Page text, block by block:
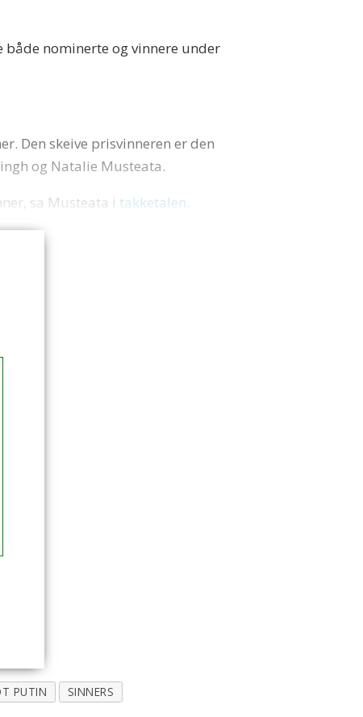
nominerte og vinnere under
Den skeive prisvinneren er den
og Natalie Musteata.
sa Musteata i takketalen.
PUTIN SINNERS